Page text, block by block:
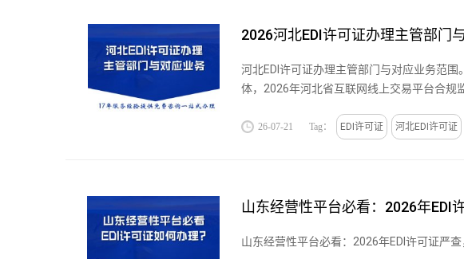
2026河北EDI许可证办理主管部门
河北EDI许可证办理主管部门与对应业务范
体，2026年河北省互联网线上交易平台合规
26-07-21 Tag： EDI许可证 河北EDI许可证
山东经营性平台必看：2026年EDI
山东经营性平台必看：2026年EDI许可证严查